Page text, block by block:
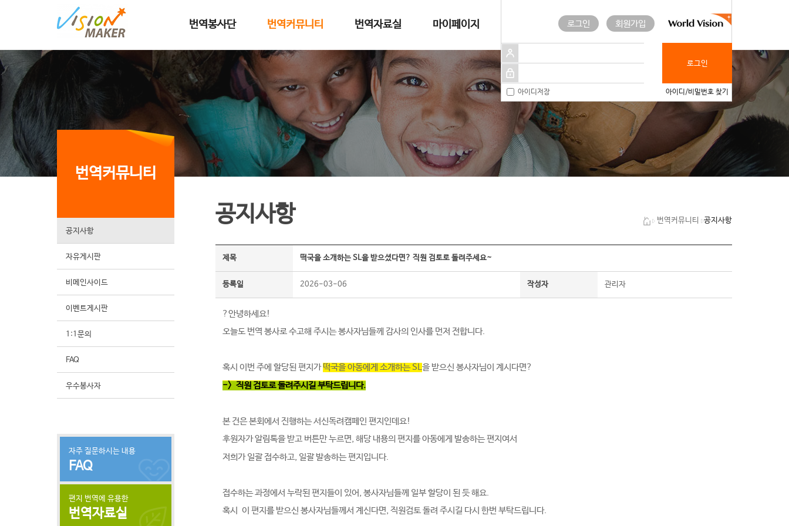
메인메뉴 건너뛰고 본문으로 이동
번역봉사단 번역커뮤니티 번역자료실 마이페이지 로그인 회원가입
로그인
아이디저장 아이디/비밀번호 찾기
번역커뮤니티
공지사항
자유게시판
비메인사이드
이벤트게시판
1:1문의
FAQ
우수봉사자
자주 질문하시는 내용
FAQ
편지 번역에 유용한
번역자료실
공지사항 번역커뮤니티 공지사항
제목 떡국을 소개하는 SL을 받으셨다면? 직원 검토로 돌려주세요~
등록일 2026-03-06 작성자 관리자
?안녕하세요!
오늘도 번역 봉사로 수고해 주시는 봉사자님들께 감사의 인사를 먼저 전합니다.
혹시 이번 주에 할당된 편지가떡국을 아동에게 소개하는 SL을 받으신 봉사자님이 계시다면?
-> 직원 검토로 돌려주시길 부탁드립니다.
본 건은 본회에서 진행하는 서신독려캠페인 편지인데요!
후원자가 알림톡을 받고 버튼만 누르면, 해당 내용의 편지를 아동에게 발송하는 편지여서
저희가 일괄 접수하고, 일괄 발송하는 편지입니다.
접수하는 과정에서 누락된 편지들이 있어, 봉사자님들께 일부 할당이 된 듯 해요.
혹시 이 편지를 받으신 봉사자님들께서 계신다면, 직원검토 돌려 주시길 다시 한번 부탁드립니다.